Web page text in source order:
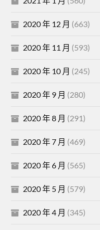
2020 年 12 月 (663)
2020 年 11 月 (593)
2020 年 10 月 (245)
2020 年 9 月 (280)
2020 年 8 月 (291)
2020 年 7 月 (469)
2020 年 6 月 (565)
2020 年 5 月 (579)
2020 年 4 月 (345)